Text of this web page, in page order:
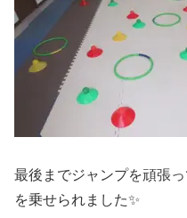
最後までジャンプを頑張
を乗せられました✨